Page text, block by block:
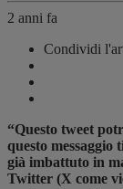
2 anni fa
Condividi
“Questo tweet
questo
già imbattuto in
Twitter (X come